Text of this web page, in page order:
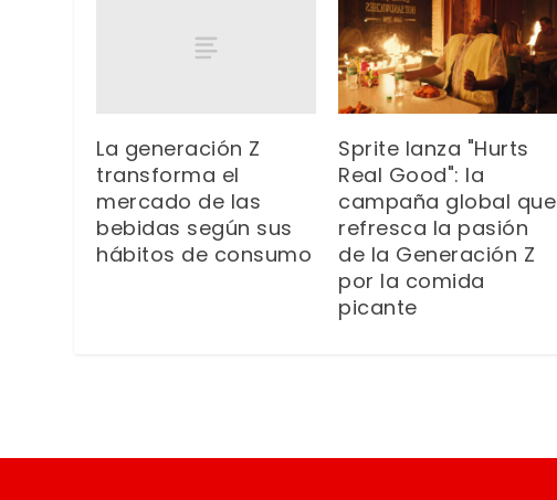
La generación Z
transforma el
mercado de las
bebidas según sus
hábitos de consumo
Sprite lanza "Hurts
Real Good": la
campaña global que
refresca la pasión
de la Generación Z
por la comida
picante